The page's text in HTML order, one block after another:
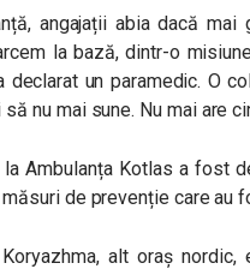
angajații abia dacă mai
la bază, dintr-o
declarat un paramedic. O
nu mai sune. Nu mai are
Ambulanța Kotlas a fost
de prevenție care au
alt oraș